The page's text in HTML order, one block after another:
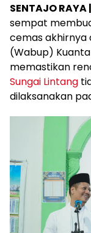
SENTAJO RAYA |
sempat
cemas akhirnya
(Wabup)
memastikan
Sungai Lintang
dilaksanakan